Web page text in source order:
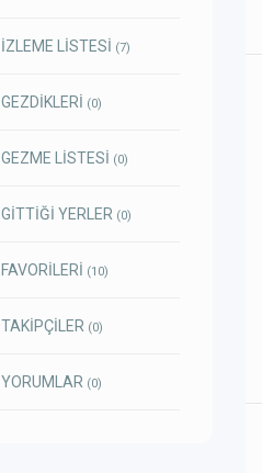
İZLEME LİSTESİ (7)
GEZDİKLERİ (0)
GEZME LİSTESİ (0)
GİTTİĞİ YERLER (0)
FAVORİLERİ (10)
TAKİPÇİLER (0)
YORUMLAR (0)